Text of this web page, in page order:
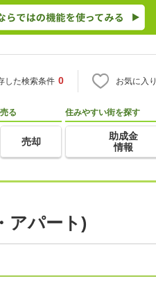
した検索条件 0 お気に入り
売る
売却
住みやすい街を探す
助成金
情報
アパート)